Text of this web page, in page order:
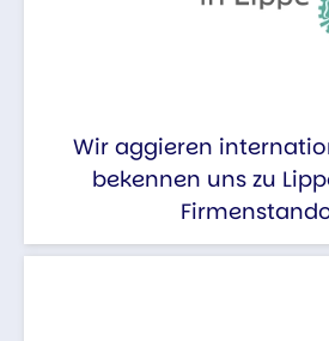
Wir aggieren
bekennen uns zu